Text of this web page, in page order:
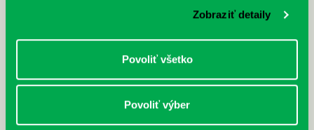
Zobraziť detaily
Povoliť všetko
Povoliť výber
Počas letných mesiacov upravujeme výpožičné hodiny. Knižnica
bude otvorená viac v dopoludňajších hodinách a menej v
Prečítané leto v petržalskej knižnici
,Turnianska 10,Vavilovova 24
Prečítané leto je celoslovenský projekt, ktorý spája skvelé knihy s